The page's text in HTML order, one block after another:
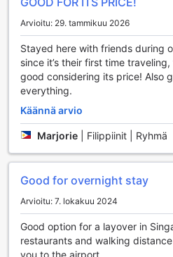
huoneesi siistinä ja viihtyisänä.
nopeita välipaloja ja juomia,
käytännöllisiä palveluja ja
tarvittava käden ulottuvilla.
Champion Hotellin
Champion Hotel tarjoaa
alueella on tilava pysäköintialue,
maksutonta, joten voit nauttia
ilman ylimääräisiä kuluja.
Itsepalvelupysäköinti
pääsyn autollesi milloin tahansa.
kaupungin nähtävyyksiin tai
liiketapaamiseen, Champion
pysäköintimahdollisuudet
Arvioitu: 29. tammikuu 2026
Stayed here with friends during
since it’s their first time
good considering its price! Also
everything.
Käännä arvio
Marjorie Filippiinit | Ryhmä
Good for overnight stay
Arvioitu: 7. lokakuu 2024
Good option for a layover in
restaurants and walking